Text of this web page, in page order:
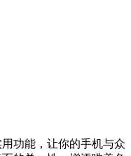
功能，让你的手机与众